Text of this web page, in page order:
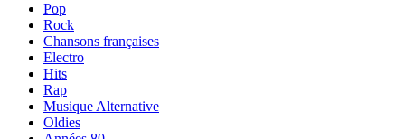
Pop
Rock
Chansons françaises
Electro
Hits
Rap
Musique Alternative
Oldies